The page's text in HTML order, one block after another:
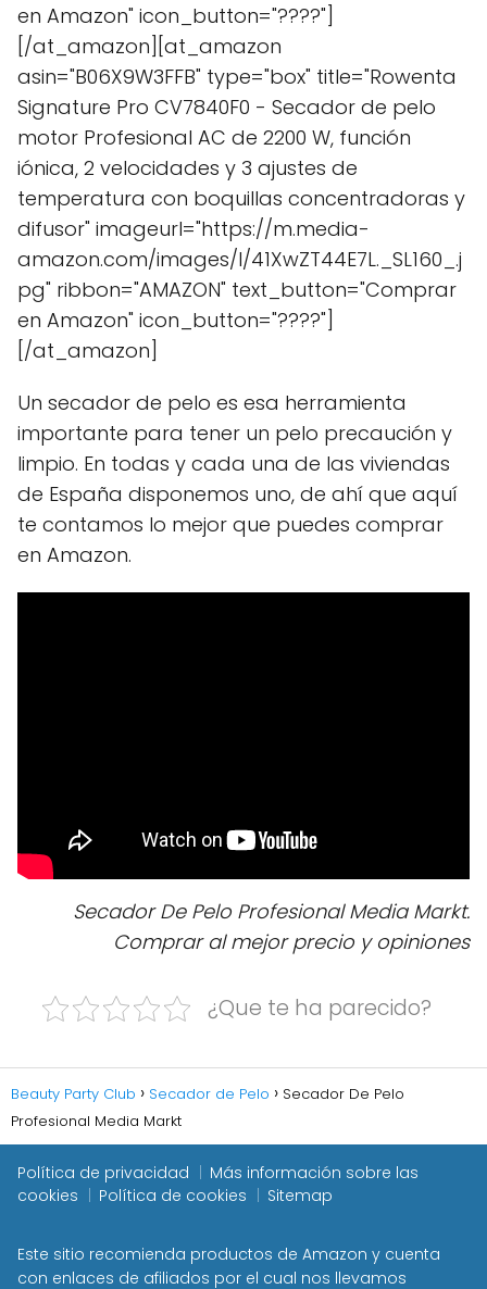
en Amazon" icon_button="????"]
[/at_amazon][at_amazon
asin="B06X9W3FFB" type="box" title="Rowenta
Signature Pro CV7840F0 - Secador de pelo
motor Profesional AC de 2200 W, función
iónica, 2 velocidades y 3 ajustes de
temperatura con boquillas concentradoras y
difusor" imageurl="https://m.media-
amazon.com/images/I/41XwZT44E7L._SL160_.j
pg" ribbon="AMAZON" text_button="Comprar
en Amazon" icon_button="????"]
[/at_amazon]
Un secador de pelo es esa herramienta
importante para tener un pelo precaución y
limpio. En todas y cada una de las viviendas
de España disponemos uno, de ahí que aquí
te contamos lo mejor que puedes comprar
en Amazon.
Secador De Pelo Profesional Media Markt.
Comprar al mejor precio y opiniones
¿Que te ha parecido?
Beauty Party Club Secador de Pelo
Secador De Pelo
Profesional Media Markt
Política de privacidad
Más información sobre las
cookies
Política de cookies Sitemap
Este sitio recomienda productos de Amazon y cuenta
con enlaces de afiliados por el cual nos llevamos